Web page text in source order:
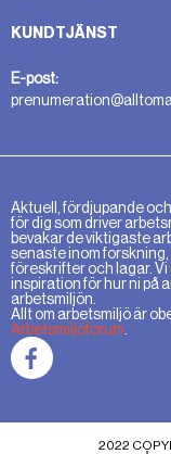
KUNDTJÄNST
E-post:
Aktuell, fördjupande
för dig som driver
bevakar de viktigaste
senaste inom
föreskrifter och lagar.
inspiration för hur ni på
arbetsmiljön.
Allt om arbetsmiljö är
Arbetsmiljöforum
2022